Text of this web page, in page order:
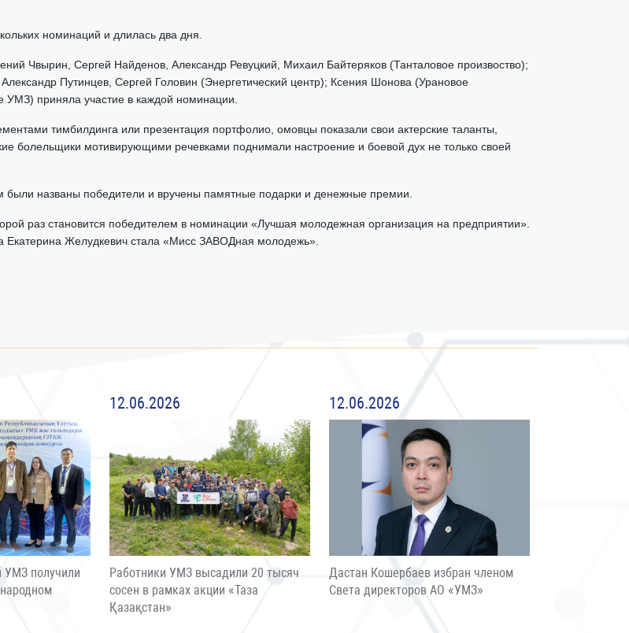
номинаций и длилась два дня.
Чвырин, Сергей Найденов, Александр Ревуцкий, Михаил Байтеряков (Танталовое произвоство);
Путинцев, Сергей Головин (Энергетический центр); Ксения Шонова (Урановое
приняла участие в каждой номинации.
тимбилдинга или презентация портфолио, омовцы показали свои актерские таланты,
болельщики мотивирующими речевками поднимали настроение и боевой дух не только своей
названы победители и вручены памятные подарки и денежные премии.
раз становится победителем в номинации «Лучшая молодежная организация на предприятии».
Екатерина Желудкевич стала «Мисс ЗАВОДная молодежь».
УМЗ получили
12.06.2026
Работники УМЗ высадили 20 тысяч
сосен в рамках акции «Таза
Қазақстан»
12.06.2026
Дастан Кошербаев избран членом
Света директоров АО «УМЗ»